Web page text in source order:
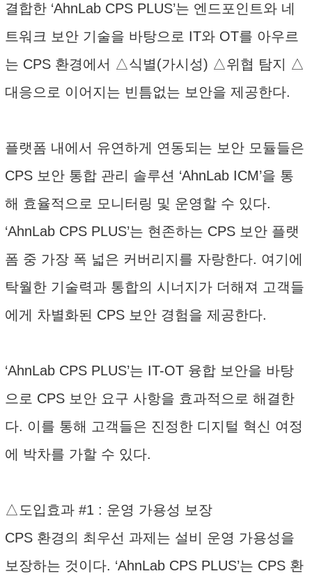
결합한 ‘AhnLab CPS PLUS’는 엔드포인트와 네
트워크 보안 기술을 바탕으로 IT와 OT를 아우르
는 CPS 환경에서 △식별(가시성) △위협 탐지 △
대응으로 이어지는 빈틈없는 보안을 제공한다.
플랫폼 내에서 유연하게 연동되는 보안 모듈들은
CPS 보안 통합 관리 솔루션 ‘AhnLab ICM’을 통
해 효율적으로 모니터링 및 운영할 수 있다.
‘AhnLab CPS PLUS’는 현존하는 CPS 보안 플랫
폼 중 가장 폭 넓은 커버리지를 자랑한다. 여기에
탁월한 기술력과 통합의 시너지가 더해져 고객들
에게 차별화된 CPS 보안 경험을 제공한다.
‘AhnLab CPS PLUS’는 IT-OT 융합 보안을 바탕
으로 CPS 보안 요구 사항을 효과적으로 해결한
다. 이를 통해 고객들은 진정한 디지털 혁신 여정
에 박차를 가할 수 있다.
△도입효과 #1 : 운영 가용성 보장
CPS 환경의 최우선 과제는 설비 운영 가용성을
보장하는 것이다. ‘AhnLab CPS PLUS’는 CPS 환